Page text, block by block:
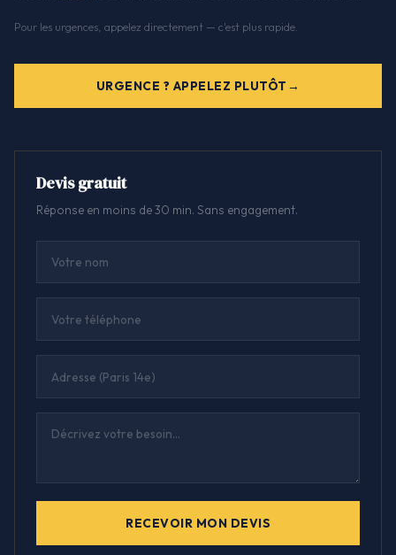
Pour les urgences, appelez directement — c'est plus rapide.
URGENCE ? APPELEZ PLUTÔT
Devis gratuit
Réponse en moins de 30 min. Sans engagement.
RECEVOIR MON DEVIS